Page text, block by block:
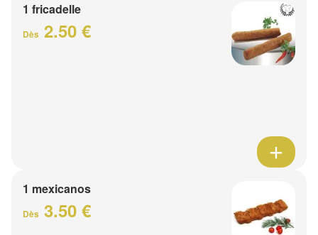
1 fricadelle
Dès 2.50 €
1 mexicanos
Dès 3.50 €